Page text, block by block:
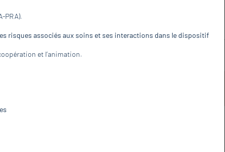
PRA).
risques associés aux soins et ses interactions dans le dispositif
et l’animation.